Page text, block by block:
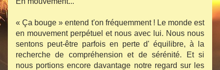
« Ça bouge » entend t'on fréquemment ! Le monde est
en mouvement perpétuel et nous avec lui. Nous nous
sentons peut-être parfois en perte d' équilibre, à la
recherche de compréhension et de sérénité. Et si
nous portions encore davantage notre regard sur les